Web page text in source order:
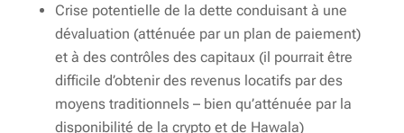
Crise potentielle de la dette conduisant à une
dévaluation (atténuée par un plan de paiement)
et à des contrôles des capitaux (il pourrait être
difficile d’obtenir des revenus locatifs par des
moyens traditionnels – bien qu’atténuée par la
disponibilité de la crypto et de Hawala)